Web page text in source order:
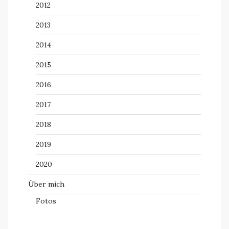
2012
2013
2014
2015
2016
2017
2018
2019
2020
Über mich
Fotos